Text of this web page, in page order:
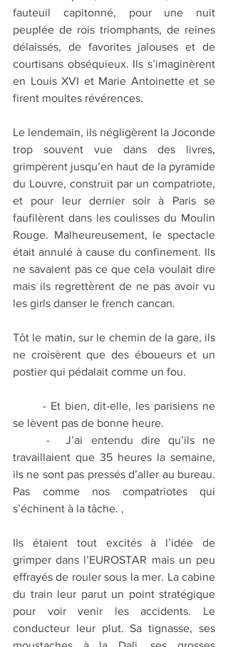
fauteuil capitonné, pour une nuit
peuplée de rois triomphants, de reines
délaissés, de favorites jalouses et de
courtisans obséquieux. Ils s’imaginèrent
en Louis XVI et Marie Antoinette et se
firent moultes révérences.
Le lendemain, ils négligèrent la Joconde
trop souvent vue dans des livres,
grimpèrent jusqu’en haut de la pyramide
du Louvre, construit par un compatriote,
et pour leur dernier soir à Paris se
faufilèrent dans les coulisses du Moulin
Rouge. Malheureusement, le spectacle
était annulé à cause du confinement. Ils
ne savaient pas ce que cela voulait dire
mais ils regrettèrent de ne pas avoir vu
les girls danser le french cancan.
Tôt le matin, sur le chemin de la gare, ils
ne croisèrent que des éboueurs et un
postier qui pédalait comme un fou.
se lèvent pas de bonne heure.
	-  J’ai entendu dire qu’ils ne
travaillaient que 35 heures la semaine,
ils ne sont pas pressés d’aller au bureau.
Pas comme nos compatriotes qui
s’échinent à la tâche. ,
Ils étaient tout excités à l’idée de
grimper dans l’EUROSTAR mais un peu
effrayés de rouler sous la mer. La cabine
du train leur parut un point stratégique
pour voir venir les accidents. Le
conducteur leur plut. Sa tignasse, ses